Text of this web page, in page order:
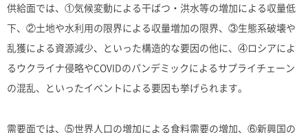
供給面では、①気候変動による干ばつ・洪水等の増加による収量低
下、②土地や水利用の限界による収量増加の限界、③生態系破壊や
乱獲による資源減少、といった構造的な要因の他に、④ロシアによ
るウクライナ侵略やCOVIDのパンデミックによるサプライチェーン
の混乱、といったイベントによる要因も挙げられます。
需要面では、⑤世界人口の増加による食料需要の増加、⑥新興国の